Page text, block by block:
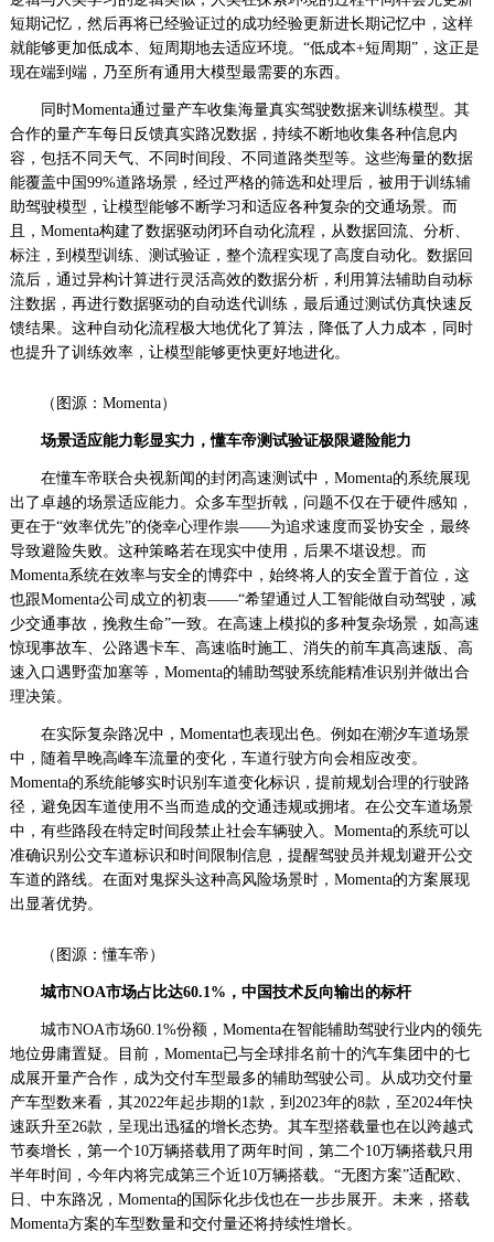
短期记忆，然后再将已经验证过的成功经验更新进长期记忆中，这样
就能够更加低成本、短周期地去适应环境。“低成本+短周期”，这正是
现在端到端，乃至所有通用大模型最需要的东西。
同时Momenta通过量产车收集海量真实驾驶数据来训练模型。其
合作的量产车每日反馈真实路况数据，持续不断地收集各种信息内
容，包括不同天气、不同时间段、不同道路类型等。这些海量的数据
能覆盖中国99%道路场景，经过严格的筛选和处理后，被用于训练辅
助驾驶模型，让模型能够不断学习和适应各种复杂的交通场景。而
且，Momenta构建了数据驱动闭环自动化流程，从数据回流、分析、
标注，到模型训练、测试验证，整个流程实现了高度自动化。数据回
流后，通过异构计算进行灵活高效的数据分析，利用算法辅助自动标
注数据，再进行数据驱动的自动迭代训练，最后通过测试仿真快速反
馈结果。这种自动化流程极大地优化了算法，降低了人力成本，同时
也提升了训练效率，让模型能够更快更好地进化。
（图源：Momenta）
场景适应能力彰显实力，懂车帝测试验证极限避险能力
在懂车帝联合央视新闻的封闭高速测试中，Momenta的系统展现
出了卓越的场景适应能力。众多车型折戟，问题不仅在于硬件感知，
更在于“效率优先”的侥幸心理作祟——为追求速度而妥协安全，最终
导致避险失败。这种策略若在现实中使用，后果不堪设想。而
Momenta系统在效率与安全的博弈中，始终将人的安全置于首位，这
也跟Momenta公司成立的初衷——“希望通过人工智能做自动驾驶，减
少交通事故，挽救生命”一致。在高速上模拟的多种复杂场景，如高速
惊现事故车、公路遇卡车、高速临时施工、消失的前车真高速版、高
速入口遇野蛮加塞等，Momenta的辅助驾驶系统能精准识别并做出合
理决策。
在实际复杂路况中，Momenta也表现出色。例如在潮汐车道场景
中，随着早晚高峰车流量的变化，车道行驶方向会相应改变。
Momenta的系统能够实时识别车道变化标识，提前规划合理的行驶路
径，避免因车道使用不当而造成的交通违规或拥堵。在公交车道场景
中，有些路段在特定时间段禁止社会车辆驶入。Momenta的系统可以
准确识别公交车道标识和时间限制信息，提醒驾驶员并规划避开公交
车道的路线。在面对鬼探头这种高风险场景时，Momenta的方案展现
出显著优势。
（图源：懂车帝）
城市NOA市场占比达60.1% ， 中国技术反向输出的标杆
城市NOA市场60.1%份额，Momenta在智能辅助驾驶行业内的领先
地位毋庸置疑。目前，Momenta已与全球排名前十的汽车集团中的七
成展开量产合作，成为交付车型最多的辅助驾驶公司。从成功交付量
产车型数来看，其2022年起步期的1款，到2023年的8款，至2024年快
速跃升至26款，呈现出迅猛的增长态势。其车型搭载量也在以跨越式
节奏增长，第一个10万辆搭载用了两年时间，第二个10万辆搭载只用
半年时间，今年内将完成第三个近10万辆搭载。“无图方案”适配欧、
日、中东路况，Momenta的国际化步伐也在一步步展开。未来，搭载
Momenta方案的车型数量和交付量还将持续性增长。